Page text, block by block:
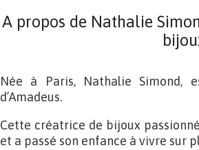
A propos de Nathalie
Née à Paris, Nathalie
d’Amadeus.
Cette créatrice de bijoux
et a passé son enfance à vivre sur